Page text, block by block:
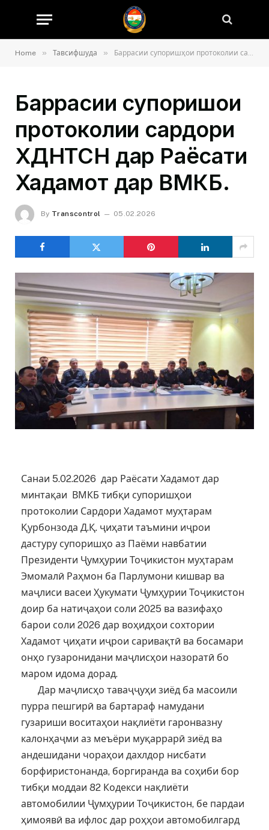
Home » Тавсифшуда » Баррасии супоришҳои протоколии сардори ХДНТСН дар Раёсати Хадамот дар ВМКБ.
Баррасии супоришҳои
протоколии сардори
ХДНТСН дар Раёсати
Хадамот дар ВМКБ.
By Transcontrol 05.02.2026
Санаи 5.02.2026 дар Раёсати Хадамот дар
минтақаи ВМКБ тибқи супоришҳои
протоколии Сардори Хадамот муҳтарам
Қурбонзода Д.Қ. ҷиҳати таъмини иҷрои
дастуру супоришҳо аз Паёми навбатии
Президенти Ҷумҳурии Тоҷикистон муҳтарам
Эмомалӣ Раҳмон ба Парлумони кишвар ва
маҷлиси васеи Ҳукумати Ҷумҳурии Тоҷикистон
доир ба натиҷаҳои соли 2025 ва вазифаҳо
барои соли 2026 дар воҳидҳои сохтории
Хадамот ҷиҳати иҷрои саривақтӣ ва босамари
онҳо гузаронидани маҷлисҳои назоратӣ бо
маром идома дорад.
Дар маҷлисҳо таваҷҷуҳи зиёд ба масоили
пурра пешгирӣ ва бартараф намудани
гузариши воситаҳои нақлиёти гаронвазну
калонҳаҷми аз меъёри муқаррарӣ зиёд ва
андешидани чораҳои дахлдор нисбати
борфиристонанда, боргиранда ва соҳиби бор
тибқи моддаи 82 Кодекси нақлиёти
автомобилии Ҷумҳурии Тоҷикистон, бе пардаи
ҳимоявӣ ва ифлос дар роҳҳои автомобилгард